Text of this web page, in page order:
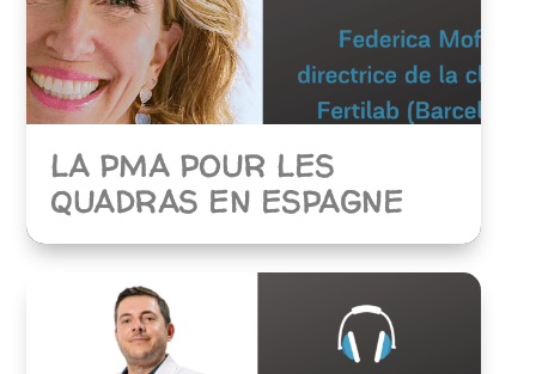
LA PMA POUR LES
QUADRAS EN ESPAGNE